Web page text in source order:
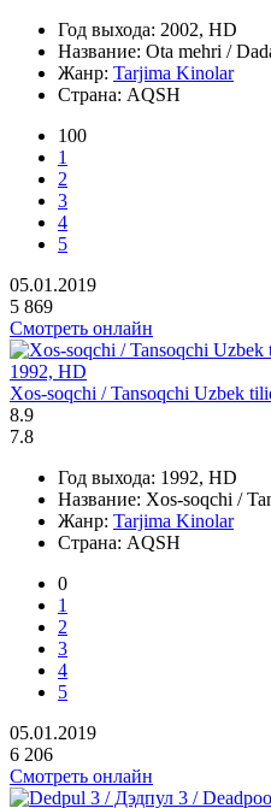
Год выхода: 2002, HD
Название: Ota mehri /
Жанр: Tarjima Kinolar
Страна: AQSH
100
1
2
3
4
5
05.01.2019
5 869
Смотреть онлайн
1992, HD
Xos-soqchi / Tansoqchi Uzbek
8.9
7.8
Год выхода: 1992, HD
Название: Xos-soqchi /
Жанр: Tarjima Kinolar
Страна: AQSH
0
1
2
3
4
5
05.01.2019
6 206
Смотреть онлайн